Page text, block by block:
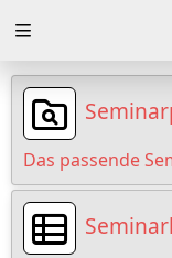
Loading
Loading
Loading
Loading
Das passende